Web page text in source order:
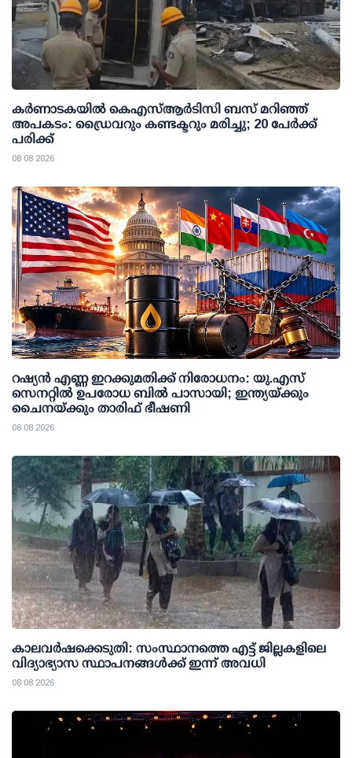
കര്‍ണാടകയില്‍ കെഎസ്ആര്‍ടിസി ബസ് മറിഞ്ഞ്
അപകടം: ഡ്രൈവറും കണ്ടക്ടറും മരിച്ചു; 20 പേര്‍ക്ക്
പരിക്ക്
08 08 2026
റഷ്യന്‍ എണ്ണ ഇറക്കുമതിക്ക് നിരോധനം: യു.എസ്
സെനറ്റില്‍ ഉപരോധ ബില്‍ പാസായി; ഇന്ത്യയ്ക്കും
ചൈനയ്ക്കും താരിഫ് ഭീഷണി
08 08 2026
കാലവര്‍ഷക്കെടുതി: സംസ്ഥാനത്തെ എട്ട് ജില്ലകളിലെ
വിദ്യാഭ്യാസ സ്ഥാപനങ്ങള്‍ക്ക് ഇന്ന് അവധി
08 08 2026